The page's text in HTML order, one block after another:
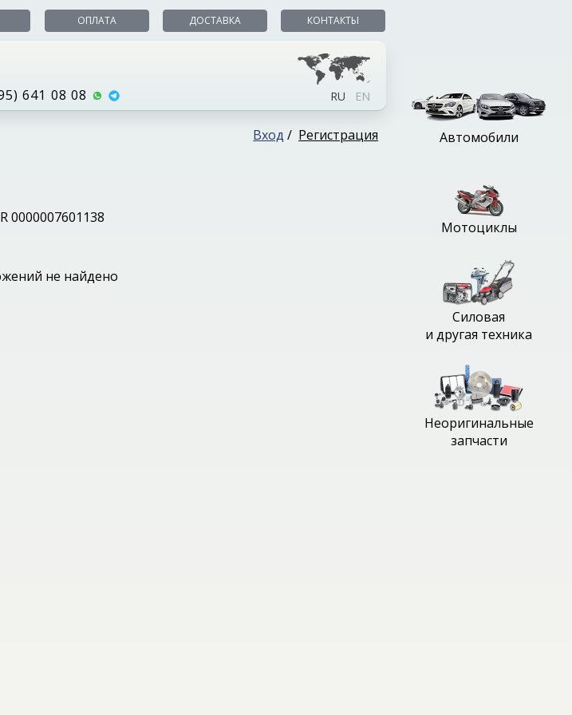
ОПЛАТА ДОСТАВКА КОНТАКТЫ
641 08 08 RU EN
Вход / Регистрация
0000007601138
не найдено
Автомобили
Мотоциклы
Силовая
и другая техника
Неоригинальные
запчасти